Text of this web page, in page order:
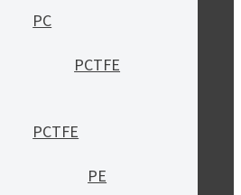
PC
PCTFE
PCTFE
PE